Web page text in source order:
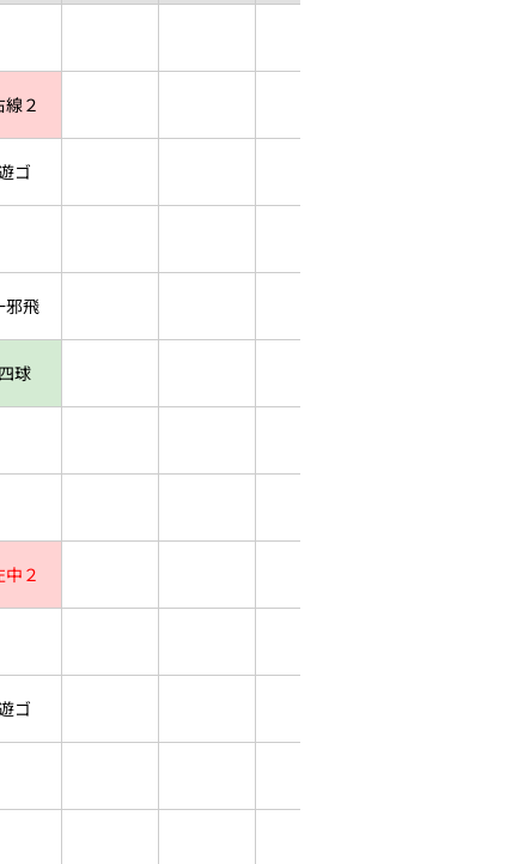
線２
ゴ
邪飛
四球
中２
ゴ